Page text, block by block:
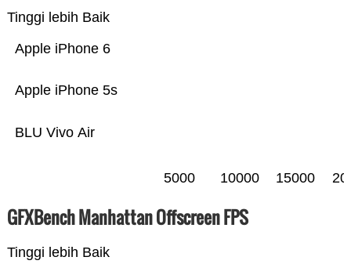
Tinggi lebih Baik
BLU Vivo Air
Apple iPhone 5s
Apple iPhone 6
5000 10000 15000
GFXBench Manhattan Offscreen FPS
Tinggi lebih Baik